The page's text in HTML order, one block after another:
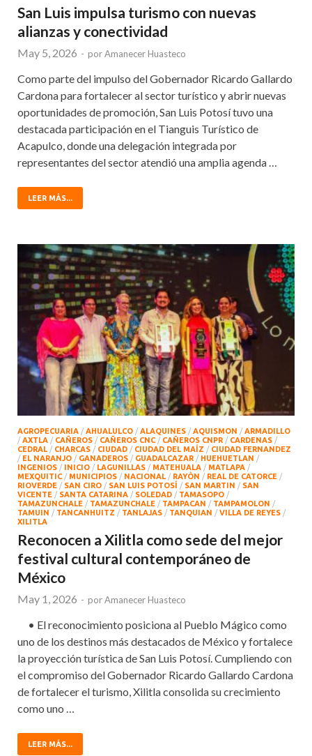
San Luis impulsa turismo con nuevas
alianzas y conectividad
May 5, 2026 - porAmanecer Huasteco
Como parte del impulso del Gobernador Ricardo Gallardo
Cardona para fortalecer al sector turístico y abrir nuevas
oportunidades de promoción, San Luis Potosí tuvo una
destacada participación en el Tianguis Turístico de
Acapulco, donde una delegación integrada por
representantes del sector atendió una amplia agenda …
LEER MÁS...
AGROPECUARIA / AHUALULCO / ALAQUINES / AQUISMON / ARMADILLO
/ AXTLA / CAÑEROS / CAÑEROS CNC / CAÑEROS CNPR / CARDENAS /
CEDRAL / CHARCAS / CIUDAD / CIUDAD DEL MAÍZ / CIUDAD FERNANDEZ
/ EL NARANJO / GANADEROS / GUADALCAZAR / HUEHUETLAN /
INGENIOS / INICIO / LAGUNILLAS / MATEHUALA / MATLAPA /
MEXQUITIC / MUNICIPIOS / NACIONAL / RAYÒN / REAL DE CATORCE /
RIOVERDE / SAN CIRO / SAN LUIS POTOSÍ / SAN MARTIN / SAN
VICENTE / SANTA CATARINA / SOLEDAD / TAMASOPO /
TAMAZUNCHALE / TAMAZUNCHALE / TAMPACAN / TAMPAMOLON /
TAMUIN / TANCANHUITZ / TANLAJAS / TANQUIAN / VILLA DE REYES /
XILITLA
Reconocen a Xilitla como sede del mejor
festival cultural contemporáneo de
México
May 1, 2026 - porAmanecer Huasteco
• El reconocimiento posiciona al Pueblo Mágico como
uno de los destinos más destacados de México y fortalece
la proyección turística de San Luis Potosí. Cumpliendo con
el compromiso del Gobernador Ricardo Gallardo Cardona
de fortalecer el turismo, Xilitla consolida su crecimiento
como uno …
LEER MÁS...